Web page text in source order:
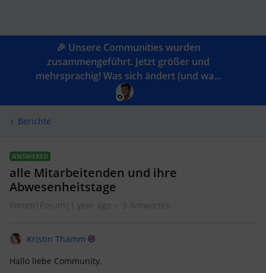
🎉 Unsere Communities wurden
zusammengeführt. Jetzt größer und
mehrsprachig! Was sich ändert (und wa...
Berichte
ANSWERED
alle Mitarbeitenden und ihre
Abwesenheitstage
Forum|Forum|1 year ago 3 Antworten
Kristin Thamm
Hallo liebe Community,